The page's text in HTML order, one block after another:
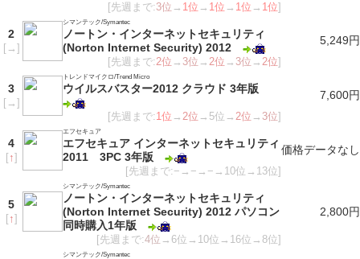
[先週まで:3位 → 1位 → 1位 → 1位 → 1位]
2
[→ ]
シマンテック/Symantec
ノートン・インターネットセキュリティ
(Norton Internet Security) 2012
[先週まで:2位 → 3位 →2位 → 3位 →2位]
5,249円
3
[→ ]
トレンドマイクロ/Trend Micro
ウイルスバスター2012 クラウド 3年版
[先週まで:1位 →2位 →5位→2位 → 3位]
7,600円
4
[↑]
エフセキュア
エフセキュア インターネットセキュリティ
2011 3PC 3年版
[先週まで:−→−→−→10位→13位]
価格データなし
5
[↑]
シマンテック/Symantec
ノートン・インターネットセキュリティ
(Norton Internet Security) 2012 パソコン
同時購入1年版
[先週まで:4位 →6位→10位→16位→8位]
2,800円
シマンテック/Symantec